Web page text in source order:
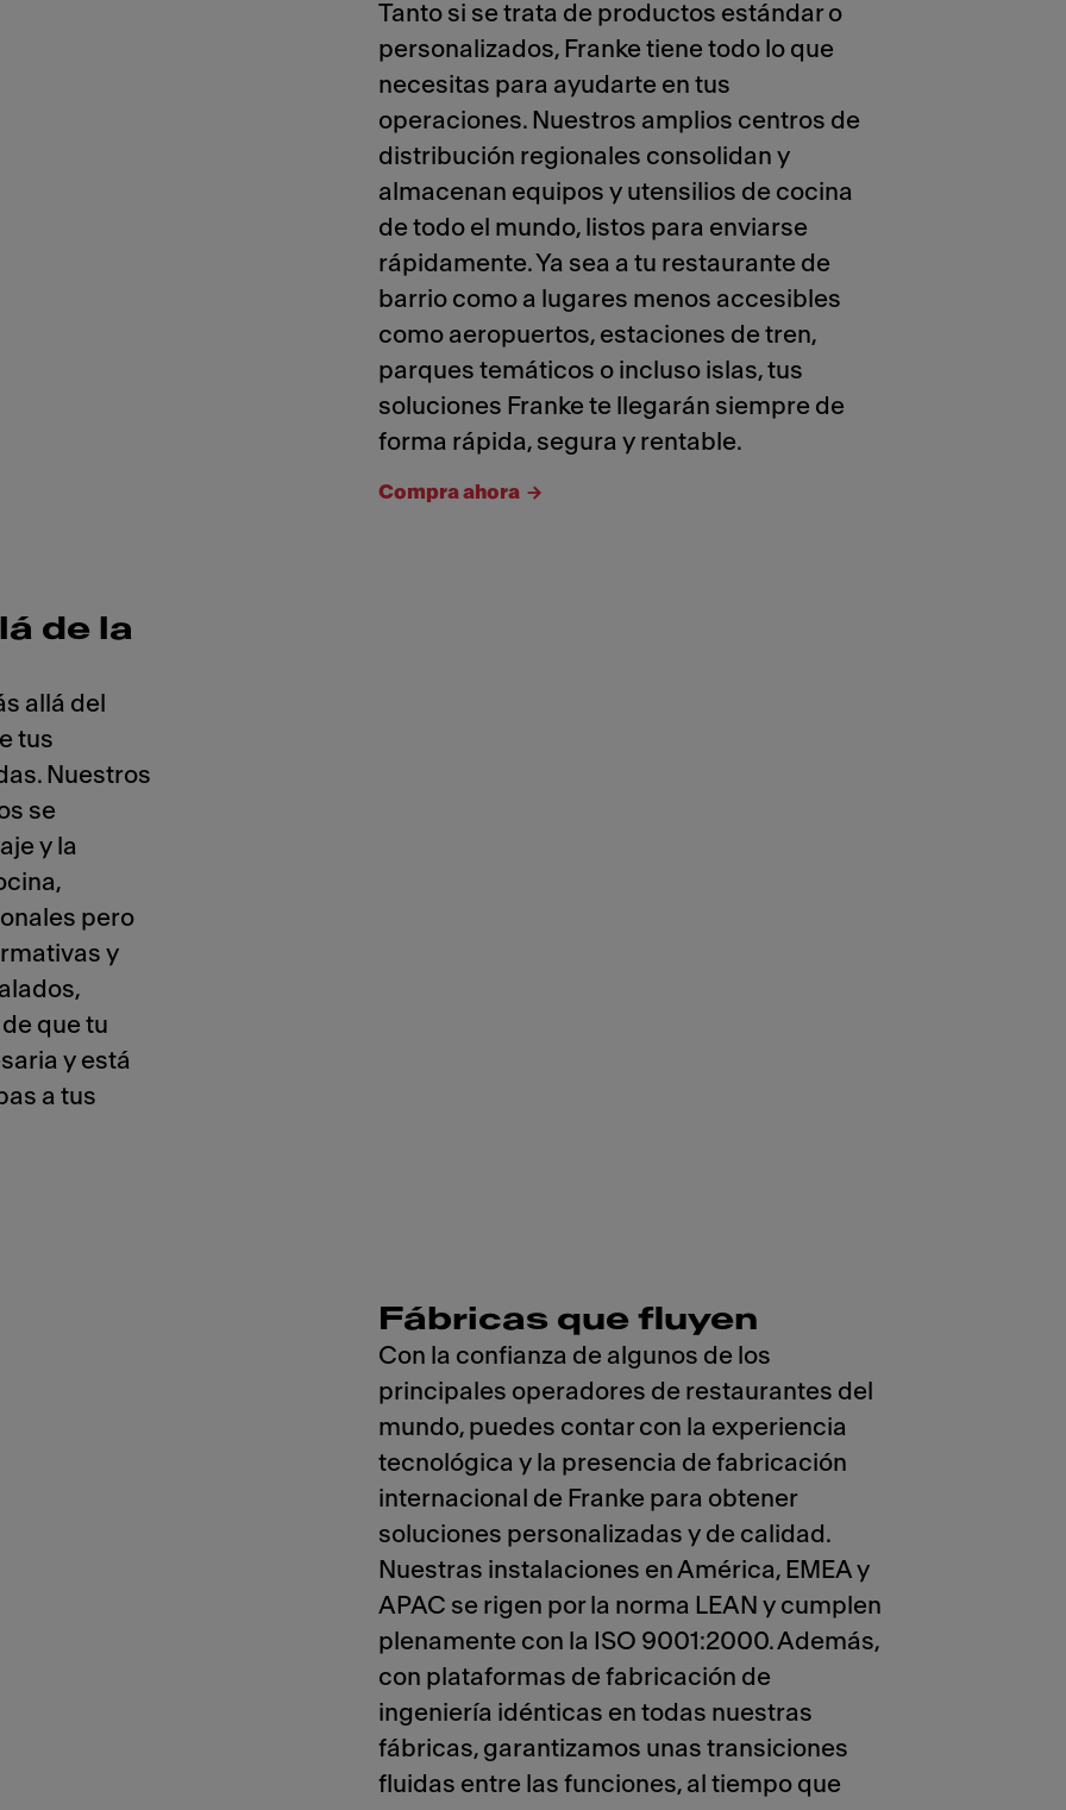
Tanto si se trata de productos estándar o
personalizados, Franke tiene todo lo que
necesitas para ayudarte en tus
operaciones. Nuestros amplios centros de
distribución regionales consolidan y
almacenan equipos y utensilios de cocina
de todo el mundo, listos para enviarse
rápidamente. Ya sea a tu restaurante de
barrio como a lugares menos accesibles
como aeropuertos, estaciones de tren,
parques temáticos o incluso islas, tus
soluciones Franke te llegarán siempre de
forma rápida, segura y rentable.
Compra ahora
de la
allá del
tus
Nuestros
se
y la
pero
y
que tu
y está
a tus
Fábricas que fluyen
Con la confianza de algunos de los
principales operadores de restaurantes del
mundo, puedes contar con la experiencia
tecnológica y la presencia de fabricación
internacional de Franke para obtener
soluciones personalizadas y de calidad.
Nuestras instalaciones en América, EMEA y
APAC se rigen por la norma LEAN y cumplen
plenamente con la ISO 9001:2000. Además,
con plataformas de fabricación de
ingeniería idénticas en todas nuestras
fábricas, garantizamos unas transiciones
fluidas entre las funciones, al tiempo que